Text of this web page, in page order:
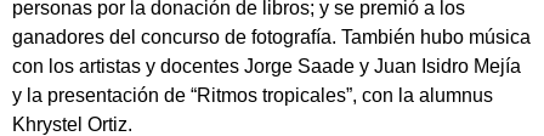
personas por la donación de libros; y se premió a los
ganadores del concurso de fotografía. También hubo música
con los artistas y docentes Jorge Saade y Juan Isidro Mejía
y la presentación de “Ritmos tropicales”, con la alumnus
Khrystel Ortiz.